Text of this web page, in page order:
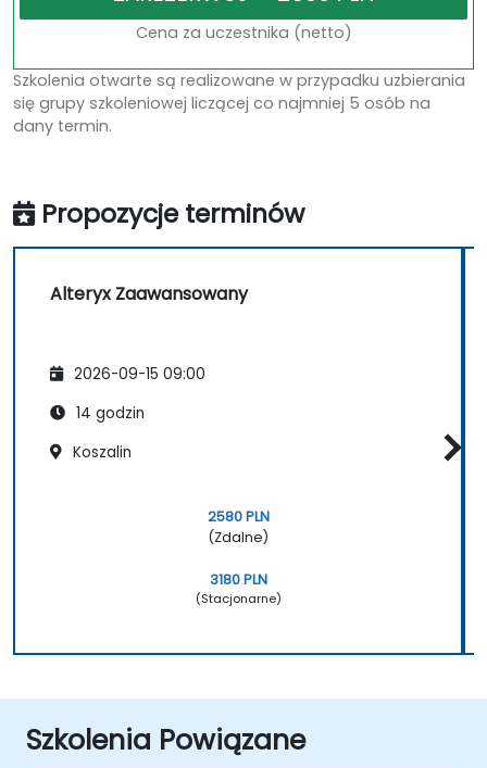
Cena za uczestnika (netto)
Szkolenia otwarte są realizowane w przypadku uzbierania
się grupy szkoleniowej liczącej co najmniej 5 osób na
dany termin.
Propozycje terminów
Alteryx Zaawansowany
2026-09-15 09:00
14 godzin
Koszalin
2580 PLN
(Zdalne)
3180 PLN
(Stacjonarne)
Szkolenia Powiązane